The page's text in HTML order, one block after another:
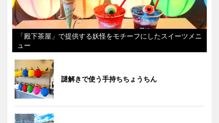
「殿下茶屋」で提供する妖怪をモチーフにしたスイーツメニ
ュー
謎解きで使う手持ちちょうちん